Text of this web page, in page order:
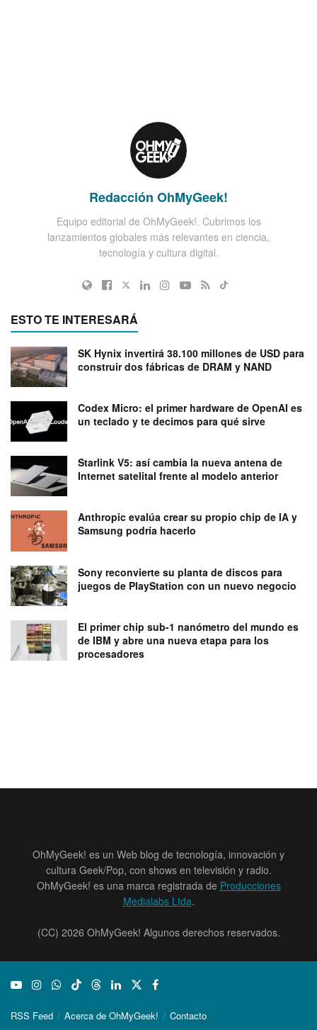
Redacción OhMyGeek!
Equipo editorial de OhMyGeek!. Cubrimos los
lanzamientos globales más relevantes en ciencia,
tecnología y cultura digital.
ESTO TE INTERESARÁ
SK Hynix invertirá 38.100 millones de USD para
construir dos fábricas de DRAM y NAND
Codex Micro: el primer hardware de OpenAI es
un teclado y te decimos para qué sirve
Starlink V5: así cambia la nueva antena de
Internet satelital frente al modelo anterior
Anthropic evalúa crear su propio chip de IA y
Samsung podría hacerlo
Sony reconvierte su planta de discos para
juegos de PlayStation con un nuevo negocio
El primer chip sub-1 nanómetro del mundo es
de IBM y abre una nueva etapa para los
procesadores
OhMyGeek! es un Web blog de tecnología, innovación y
cultura Geek/Pop, con shows en televisión y radio.
OhMyGeek! es una marca registrada de Producciones
Medialabs Ltda.
(CC) 2026 OhMyGeek! Algunos derechos reservados.
RSS Feed Acerca de OhMyGeek! Contacto